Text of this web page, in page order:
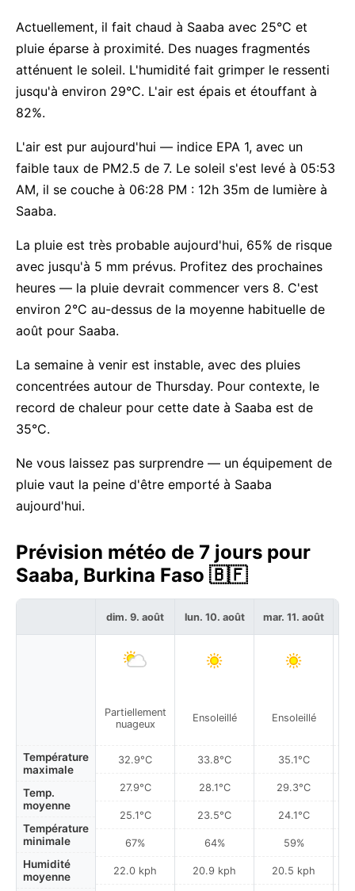
Actuellement, il fait chaud à Saaba avec 25°C et
pluie éparse à proximité. Des nuages fragmentés
atténuent le soleil. L'humidité fait grimper le ressenti
jusqu'à environ 29°C. L'air est épais et étouffant à
82%.
L'air est pur aujourd'hui — indice EPA 1, avec un
faible taux de PM2.5 de 7. Le soleil s'est levé à 05:53
AM, il se couche à 06:28 PM : 12h 35m de lumière à
Saaba.
La pluie est très probable aujourd'hui, 65% de risque
avec jusqu'à 5 mm prévus. Profitez des prochaines
heures — la pluie devrait commencer vers 8. C'est
environ 2°C au-dessus de la moyenne habituelle de
août pour Saaba.
La semaine à venir est instable, avec des pluies
concentrées autour de Thursday. Pour contexte, le
record de chaleur pour cette date à Saaba est de
35°C.
Ne vous laissez pas surprendre — un équipement de
pluie vaut la peine d'être emporté à Saaba
aujourd'hui.
Prévision météo de 7 jours pour
Saaba, Burkina Faso 🇧🇫
Température
maximale
Temp.
moyenne
Température
minimale
Humidité
moyenne
dim. 9. août
Partiellement
nuageux
32.9°C
27.9°C
25.1°C
67%
22.0 kph
lun. 10. août
Ensoleillé
33.8°C
28.1°C
23.5°C
64%
20.9 kph
mar. 11. août
Ensoleillé
35.1°C
29.3°C
24.1°C
59%
20.5 kph